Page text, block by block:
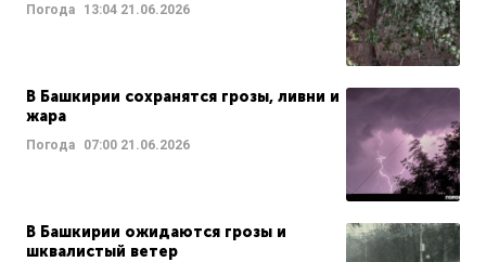
Погода 13:04 21.06.2026
В Башкирии сохранятся грозы, ливни и
жара
Погода 07:00 21.06.2026
В Башкирии ожидаются грозы и
шквалистый ветер